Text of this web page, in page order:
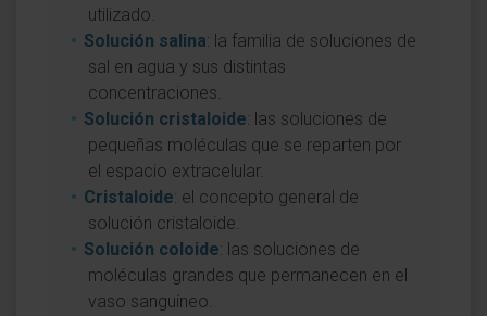
utilizado.
Solución salina: la familia de soluciones de
sal en agua y sus distintas
concentraciones.
Solución cristaloide: las soluciones de
pequeñas moléculas que se reparten por
el espacio extracelular.
Cristaloide: el concepto general de
solución cristaloide.
Solución coloide: las soluciones de
moléculas grandes que permanecen en el
vaso sanguíneo.